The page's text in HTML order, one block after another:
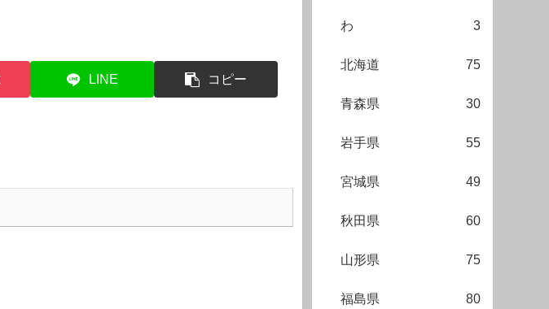
LINE コピー
わ 3
北海道 75
青森県 30
岩手県 55
宮城県 49
秋田県 60
山形県 75
福島県 80